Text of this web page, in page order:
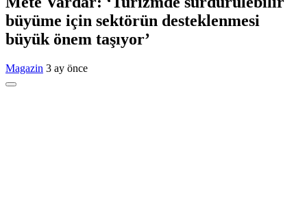
büyüme için sektörün desteklenmesi
büyük önem taşıyor’
Magazin 3 ay önce